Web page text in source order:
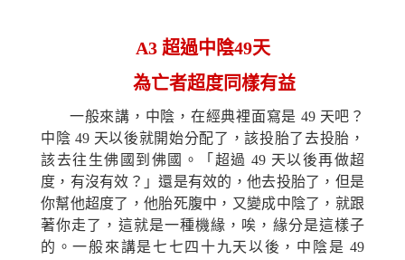
A3超過中陰49天
為亡者超度同樣有益
一般來講，中陰，在經典裡面寫是 49 天吧？
中陰 49 天以後就開始分配了，該投胎了去投胎，
該去往生佛國到佛 國。 「 超過 49 天以後再做超
度，有沒有效？」還是有效的，他去投胎了，但是
你幫他超度了，他胎死腹中， 又變成中陰了，就跟
著你走了，這就是一種機緣， 唉， 緣分是這樣子
的。一般來講是七七四十九天以後，中陰是 49